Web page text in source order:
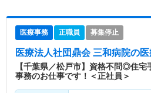
医療事務 正職員 募集停止
医療法人社団鼎会 三和病院の
【千葉県／松戸市】資格不問◎住宅
事務のお仕事です！＜正社員＞